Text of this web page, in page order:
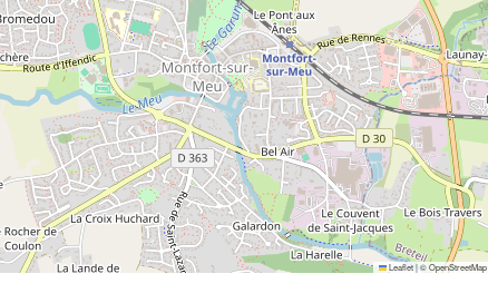
Leaflet|©OpenStreetMap